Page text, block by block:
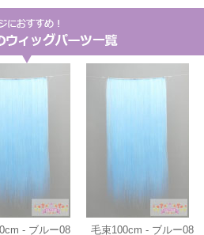
- ブルー08
毛束100cm - ブルー08